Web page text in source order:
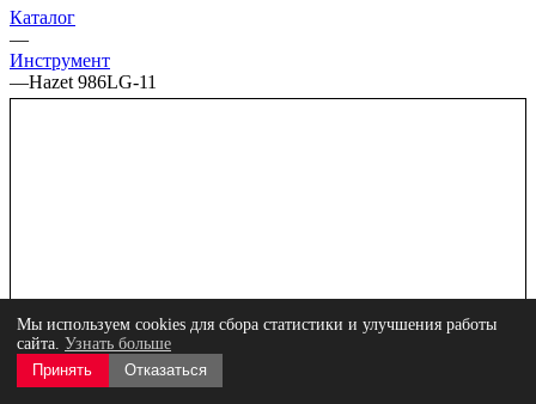
Каталог
—
Инструмент
—Hazet 986LG-11
Мы используем cookies для сбора статистики и улучшения работы
сайта. Узнать больше
Принять
Отказаться